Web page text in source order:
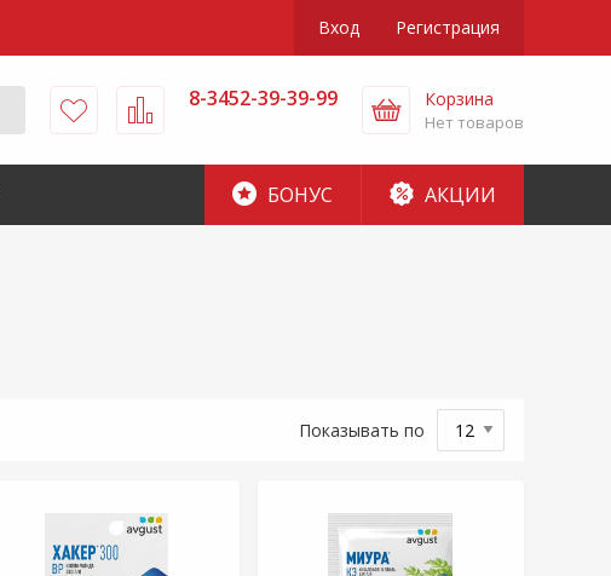
Вход Регистрация
8-3452-39-39-99 Корзина
Нет товаров
БОНУС АКЦИИ
Показывать по